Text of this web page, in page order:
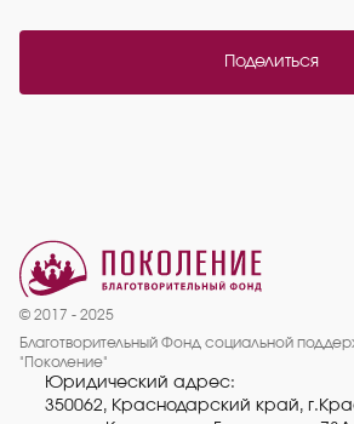
Поделиться
© 2017 - 2025
Благотворительный Фонд социальной
"Поколение"
Юридический адрес:
350062, Краснодарский край,